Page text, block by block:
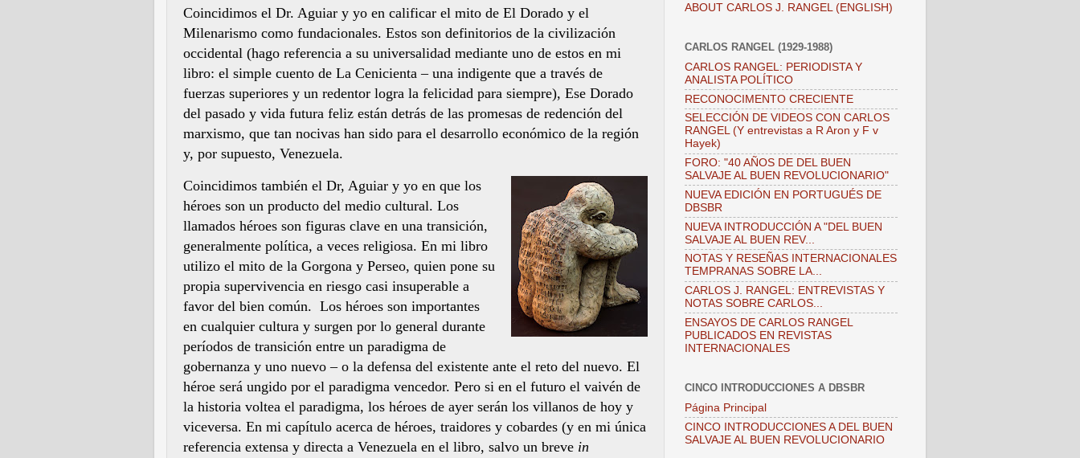
Coincidimos el Dr. Aguiar y yo en calificar el mito de El Dorado y el
Milenarismo como fundacionales. Estos son definitorios de la civilización
occidental (hago referencia a su universalidad mediante uno de estos en mi
libro: el simple cuento de La Cenicienta – una indigente que a través de
fuerzas superiores y un redentor logra la felicidad para siempre), Ese Dorado
del pasado y vida futura feliz están detrás de las promesas de redención del
marxismo, que tan nocivas han sido para el desarrollo económico de la región
y, por supuesto, Venezuela.
Coincidimos también el Dr, Aguiar y yo en que los
héroes son un producto del medio cultural. Los
llamados héroes son figuras clave en una transición,
generalmente política, a veces religiosa. En mi libro
utilizo el mito de la Gorgona y Perseo, quien pone su
propia supervivencia en riesgo casi insuperable a
favor del bien común. Los héroes son importantes
en cualquier cultura y surgen por lo general durante
períodos de transición entre un paradigma de
gobernanza y uno nuevo – o la defensa del existente ante el reto del nuevo. El
héroe será ungido por el paradigma vencedor. Pero si en el futuro el vaivén de
la historia voltea el paradigma, los héroes de ayer serán los villanos de hoy y
viceversa. En mi capítulo acerca de héroes, traidores y cobardes (y en mi única
referencia extensa y directa a Venezuela en el libro, salvo un breve in
ABOUT CARLOS J. RANGEL (ENGLISH)
CARLOS RANGEL (1929-1988)
CARLOS RANGEL: PERIODISTA Y
ANALISTA POLÍTICO
RECONOCIMENTO CRECIENTE
SELECCIÓN DE VIDEOS CON CARLOS
RANGEL (Y entrevistas a R Aron y F v
Hayek)
FORO: "40 AÑOS DE DEL BUEN
SALVAJE AL BUEN REVOLUCIONARIO"
NUEVA EDICIÓN EN PORTUGUÉS DE
DBSBR
NUEVA INTRODUCCIÓN A "DEL BUEN
SALVAJE AL BUEN REV...
NOTAS Y RESEÑAS INTERNACIONALES
TEMPRANAS SOBRE LA...
CARLOS J. RANGEL: ENTREVISTAS Y
NOTAS SOBRE CARLOS...
ENSAYOS DE CARLOS RANGEL
PUBLICADOS EN REVISTAS
INTERNACIONALES
CINCO INTRODUCCIONES A DBSBR
Página Principal
CINCO INTRODUCCIONES A DEL BUEN
SALVAJE AL BUEN REVOLUCIONARIO